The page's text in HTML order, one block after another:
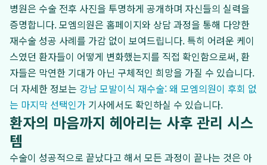
병원은 수술 전후 사진을 투명하게 공개하며 자신들의 실력을
증명합니다. 모엠의원은 홈페이지와 상담 과정을 통해 다양한
재수술 성공 사례를 가감 없이 보여드립니다. 특히 어려운 케이
스였던 환자들이 어떻게 변화했는지를 직접 확인함으로써, 환
자들은 막연한 기대가 아닌 구체적인 희망을 가질 수 있습니다.
더 자세한 정보는 강남 모발이식 재수술: 왜 모엠의원이 후회 없
는 마지막 선택인가 기사에서도 확인하실 수 있습니다.
환자의 마음까지 헤아리는 사후 관리 시스
템
수술이 성공적으로 끝났다고 해서 모든 과정이 끝나는 것은 아